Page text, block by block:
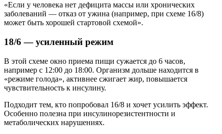
«Если у человека нет дефицита массы или хронических
заболеваний — отказ от ужина (например, при схеме 16/8)
может быть хорошей стартовой схемой».
18/6 — усиленный режим
В этой схеме окно приема пищи сужается до 6 часов,
например с 12:00 до 18:00. Организм дольше находится в
«режиме голода», активнее сжигает жир, повышается
чувствительность к инсулину.
Подходит тем, кто попробовал 16/8 и хочет усилить эффект.
Особенно полезна при инсулинорезистентности и
метаболических нарушениях.